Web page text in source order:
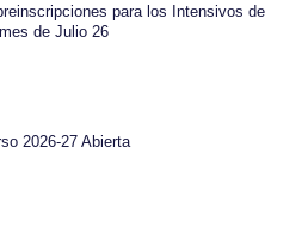
para los Intensivos de
de Julio 26
2026-27 Abierta